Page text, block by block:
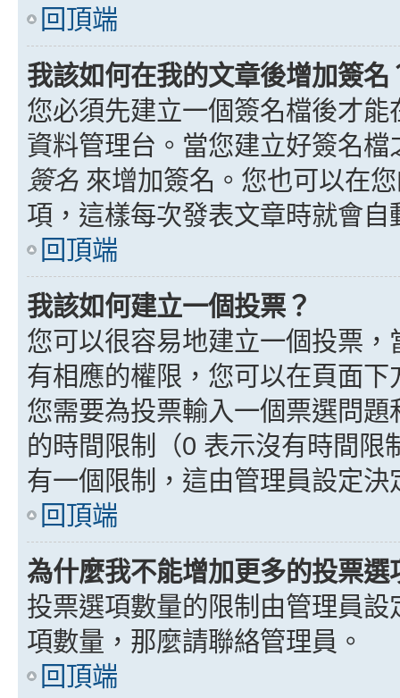
回頂端
我該如何在我的文章後增加簽名
您必須先建立一個簽名檔後才
資料管理台。當您建立好簽名
簽名 來增加簽名。您也可以在
項，這樣每次發表文章時就會自
回頂端
我該如何建立一個投票？
您可以很容易地建立一個投票
有相應的權限，您可以在頁面
您需要為投票輸入一個票選問
的時間限制（0 表示沒有時間限
有一個限制，這由管理員設定決
回頂端
為什麼我不能增加更多的投票選
投票選項數量的限制由管理員
項數量，那麼請聯絡管理員。
回頂端